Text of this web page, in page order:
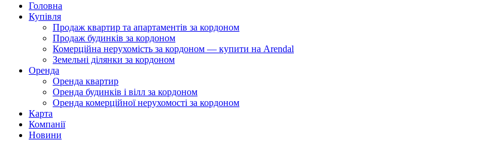
Головна
Купівля
Продаж квартир та апартаментів за кордоном
Продаж будинків за кордоном
Комерційна нерухомість за кордоном — купити на Arendal
Земельні ділянки за кордоном
Оренда
Оренда квартир
Оренда будинків і вілл за кордоном
Оренда комерційної нерухомості за кордоном
Карта
Компанії
Новини